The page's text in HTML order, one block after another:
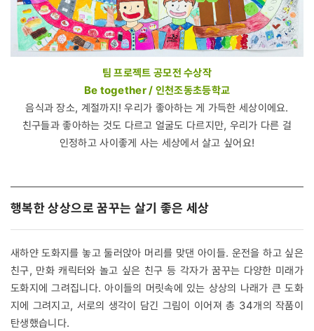
팀 프로젝트 공모전 수상작
Be together / 인천조동초등학교
음식과 장소, 계절까지! 우리가 좋아하는 게 가득한 세상이에요.
친구들과 좋아하는 것도 다르고 얼굴도 다르지만, 우리가 다른 걸
인정하고 사이좋게 사는 세상에서 살고 싶어요!
행복한 상상으로 꿈꾸는 살기 좋은 세상
새하얀 도화지를 놓고 둘러앉아 머리를 맞댄 아이들. 운전을 하고 싶은
친구, 만화 캐릭터와 놀고 싶은 친구 등 각자가 꿈꾸는 다양한 미래가
도화지에 그려집니다. 아이들의 머릿속에 있는 상상의 나래가 큰 도화
지에 그려지고, 서로의 생각이 담긴 그림이 이어져 총 34개의 작품이
탄생했습니다.